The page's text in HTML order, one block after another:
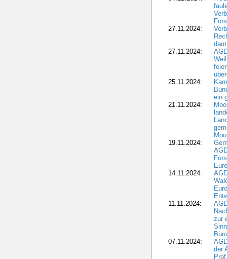
27.11.2024:
27.11.2024:
25.11.2024:
ein
21.11.2024:
19.11.2024:
14.11.2024:
11.11.2024:
zur
07.11.2024:
der